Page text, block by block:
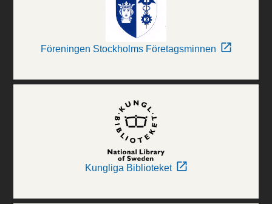
Föreningen Stockholms Företagsminnen
Kungliga Biblioteket